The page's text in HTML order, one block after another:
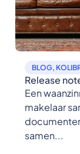
BLOG,
Release
Een
makelaar
samen...